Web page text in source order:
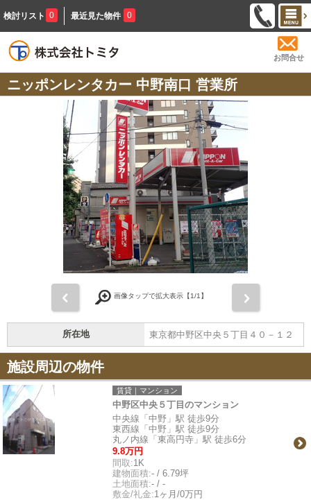
検討リスト 0 最近見た物件 0
お問合せ
ニッポンレンタカー 中野南口 営業所
画像タップで拡大表示【1/1】
所在地 東京都中野区中央５丁目４０－１２
施設周辺の物件
賃貸｜マンション
中野区中央５丁目のマンション
中央線「中野」駅 徒歩9分
東西線「中野」駅 徒歩9分
丸ノ内線「東高円寺」駅 徒歩6分
9.8万円
間取:1K
建物面積:- / 6.79坪
土地面積:- / -
敷金/礼金:1ヶ月/0万円